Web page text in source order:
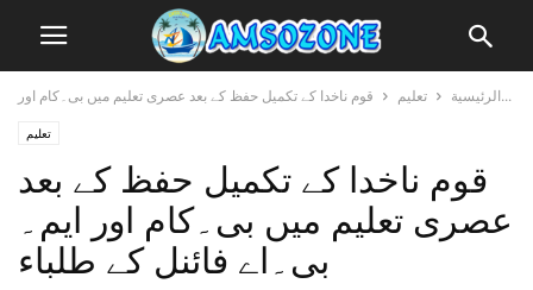
الرئيسية تعلیم قوم ناخدا کے تکمیل حفظ کے بعد عصری تعلیم میں بی۔کام اور...
تعلیم
قوم ناخدا کے تکمیل حفظ کے بعد
عصری تعلیم میں بی۔کام اور ایم۔
بی۔اے فائنل کے طلباء